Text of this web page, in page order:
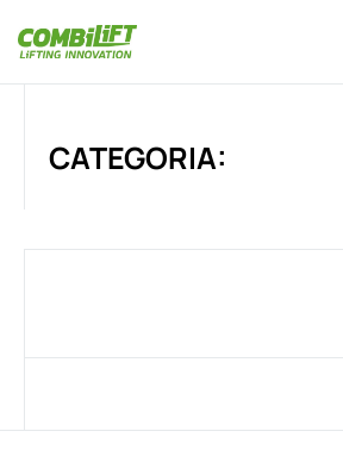
CATEGORIA: